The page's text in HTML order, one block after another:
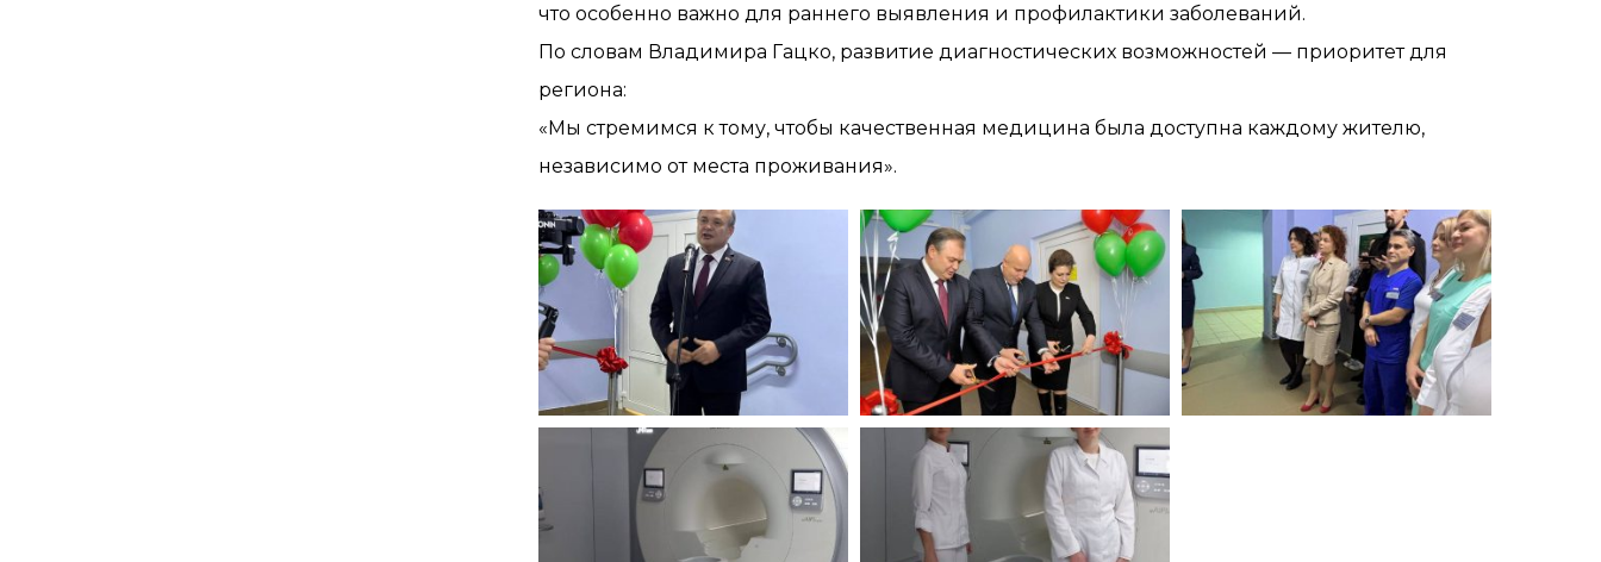
что особенно важно для раннего выявления и профилактики заболеваний.
По словам Владимира Гацко, развитие диагностических возможностей — приоритет для
региона:
«Мы стремимся к тому, чтобы качественная медицина была доступна каждому жителю,
независимо от места проживания».